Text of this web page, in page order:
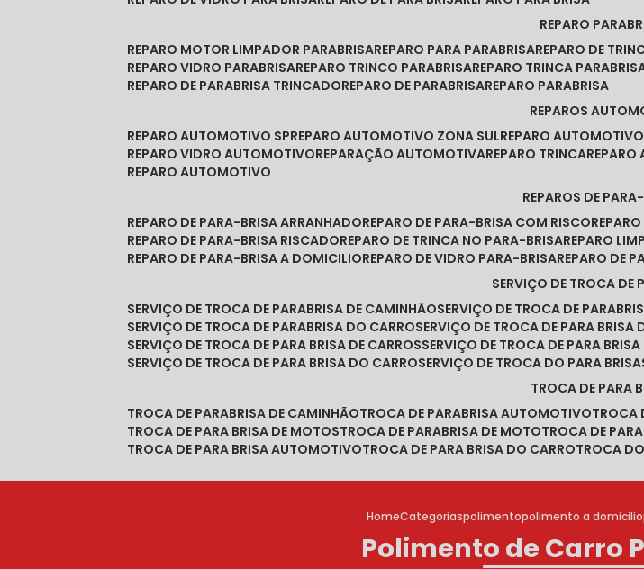
REPARO
REPARO MOTOR LIMPADOR PARABRISA REPARO PARA PARABRISA REPARO DE
REPARO VIDRO PARABRISA REPARO TRINCO PARABRISA REPARO TRINCA
REPARO DE PARABRISA TRINCADO REPARO DE PARABRISA REPARO PARABRISA
REPAROS
REPARO AUTOMOTIVO SP REPARO AUTOMOTIVO ZONA SUL REPARO
REPARO VIDRO AUTOMOTIVO REPARAÇÃO AUTOMOTIVA REPARO TRINCA
REPARO AUTOMOTIVO
REPAROS DE
REPARO DE PARA-BRISA ARRANHADO REPARO DE PARA-BRISA COM RISCO
REPARO DE PARA-BRISA RISCADO REPARO DE TRINCA NO PARA-BRISA REPARO
REPARO DE PARA-BRISA A DOMICILIO REPARO DE VIDRO PARA-BRISA REPARO DE
SERVIÇO DE TROCA DE
SERVIÇO DE TROCA DE PARABRISA DE CAMINHÃO SERVIÇO DE TROCA DE
SERVIÇO DE TROCA DE PARABRISA DO CARRO SERVIÇO DE TROCA DE PARA BRISA
SERVIÇO DE TROCA DE PARA BRISA DE CARROS SERVIÇO DE TROCA DE PARA
SERVIÇO DE TROCA DE PARA BRISA DO CARRO SERVIÇO DE TROCA DO PARA BRISA
TROCA DE PARA
TROCA DE PARABRISA DE CAMINHÃO TROCA DE PARABRISA AUTOMOTIVO
TROCA DE PARA BRISA DE MOTOS TROCA DE PARABRISA DE MOTO TROCA DE
TROCA DE PARA BRISA AUTOMOTIVO TROCA DE PARA BRISA DO CARRO TROCA
HomeCategoriaspolimentopolimento a domicilio
Polimento de Carro